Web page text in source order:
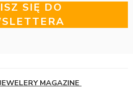
SIĘ DO
MAGAZINE